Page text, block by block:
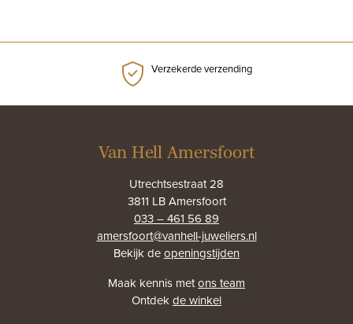
Verzekerde verzending
Van Hell Amersfoort
Utrechtsestraat 28
3811 LB Amersfoort
033 – 461 56 89
amersfoort@vanhell-juweliers.nl
Bekijk deopeningstijden
Maak kennis metons team
Ontdekde winkel